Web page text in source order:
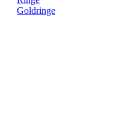
Goldringe